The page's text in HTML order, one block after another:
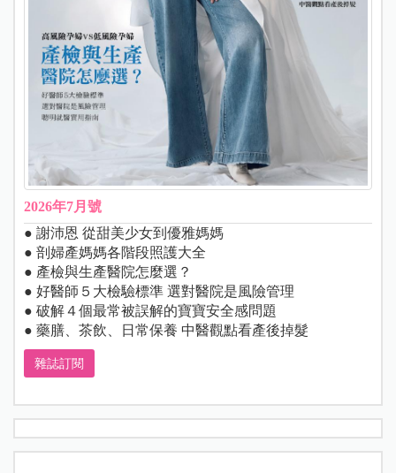
2026年7月號
● 謝沛恩 從甜美少女到優雅媽媽
● 剖婦產媽媽各階段照護大全
● 產檢與生產醫院怎麼選？
● 好醫師５大檢驗標準 選對醫院是風險管理
● 破解４個最常被誤解的寶寶安全感問題
● 藥膳、茶飲、日常保養 中醫觀點看產後掉髮
雜誌訂閱